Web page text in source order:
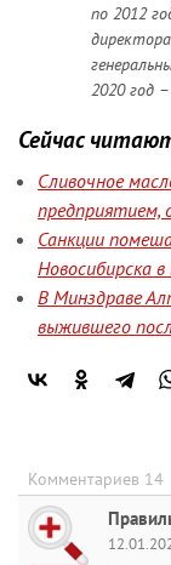
по 2012
2020 год
Сейчас
Сливочное
предприятием,
Санкции
Новосибирска в
В Минздраве
выжившего
Комментариев 14